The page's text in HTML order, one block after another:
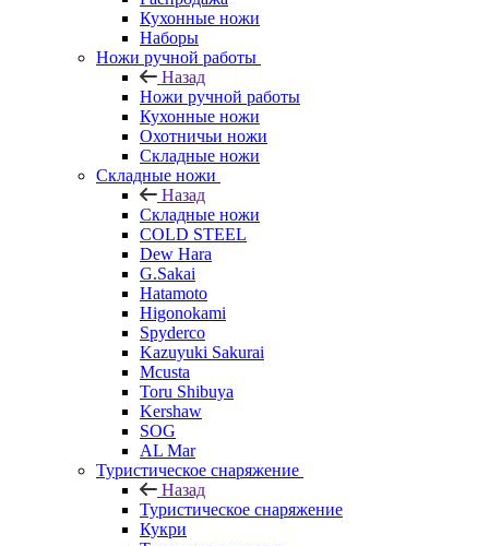
Кухонные ножи
Наборы
Ножи ручной работы
Назад
Ножи ручной работы
Кухонные ножи
Охотничьи ножи
Складные ножи
Складные ножи
Назад
Складные ножи
COLD STEEL
Dew Hara
G.Sakai
Hatamoto
Higonokami
Spyderco
Kazuyuki Sakurai
Mcusta
Toru Shibuya
Kershaw
SOG
AL Mar
Туристическое снаряжение
Назад
Туристическое снаряжение
Кукри